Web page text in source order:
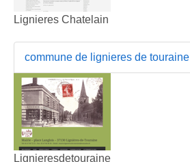
Lignieres Chatelain
commune de lignieres de touraine
Lignieresdetouraine